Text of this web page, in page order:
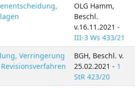
OLG Hamm,
Beschl.
v.16.11.2021 -
III-3 Ws 433/21
Verringerung
BGH, Beschl. v.
25.02.2021 - 1
StR 423/20